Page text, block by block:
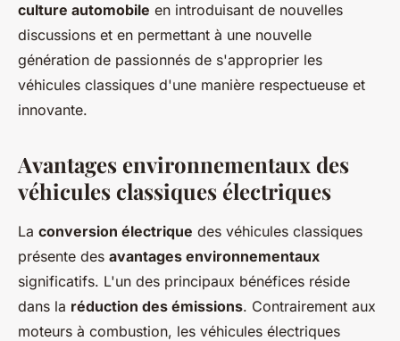
culture automobile en introduisant de nouvelles
discussions et en permettant à une nouvelle
génération de passionnés de s'approprier les
véhicules classiques d'une manière respectueuse et
innovante.
Avantages environnementaux des
véhicules classiques électriques
La conversion électrique des véhicules classiques
présente des avantages environnementaux
significatifs. L'un des principaux bénéfices réside
dans la réduction des émissions. Contrairement aux
moteurs à combustion, les véhicules électriques